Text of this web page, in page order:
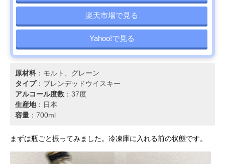
楽天市場で見る
Yahoo!で見る
原材料 ：モルト、グレーン
タイプ：ブレンデッドウイスキー
アルコール度数 ：37度
生産地：日本
容量 ：700ml
まずは瓶ごと振ってみました。冷凍庫に入れる前の状態です。